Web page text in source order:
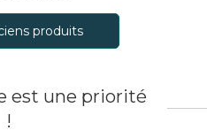
produits
est une priorité
!